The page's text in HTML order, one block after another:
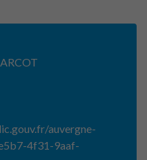
auvergne-
4f31-9aaf-